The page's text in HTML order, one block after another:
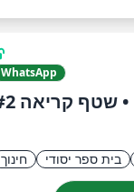
WhatsApp
בית ספר יסודי חינוך